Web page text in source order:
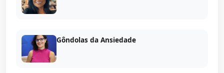
Gôndolas da Ansiedade